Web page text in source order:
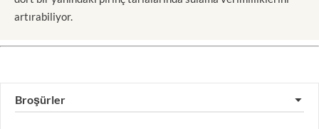
artırabiliyor.
Broşürler ▼